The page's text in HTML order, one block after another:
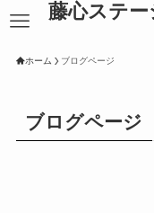
藤心ステ
ホーム ブログページ
ブログページ